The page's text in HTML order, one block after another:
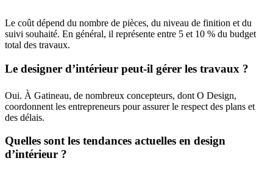
Le coût dépend du nombre de pièces, du niveau de finition et du
suivi souhaité. En général, il représente entre 5 et 10 % du budget
total des travaux.
Le designer d’intérieur peut-il gérer les travaux ?
Oui. À Gatineau, de nombreux concepteurs, dont O Design,
coordonnent les entrepreneurs pour assurer le respect des plans et
des délais.
Quelles sont les tendances actuelles en design
d’intérieur ?